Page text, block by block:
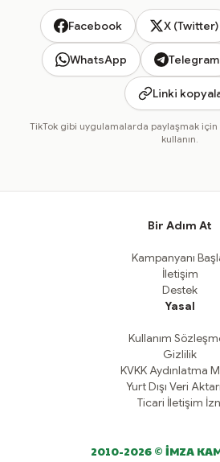
Facebook X (Twitter)
WhatsApp Telegram
Linki
TikTok gibi uygulamalarda paylaşmak
kullanın.
Bir Adım At
Kampanyanı
İletişim
Destek
Yasal
Kullanım
Gizlilik
KVKK Aydınlatma
Yurt Dışı Veri
Ticari İletişim
2010-2026 © İMZA